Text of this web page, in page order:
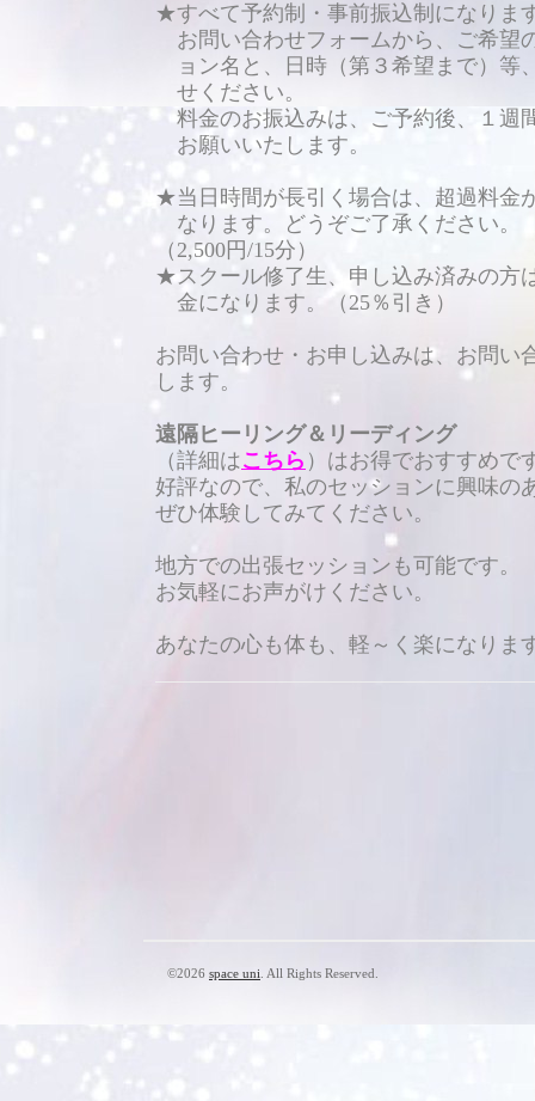
★すべて予約制・事前振込制になりま
お問い合わせフォームから、ご希望
ョン名と、日時（第３希望まで）等
せください。
料金のお振込みは、ご予約後、１週
お願いいたします。
★当日時間が長引く場合は、超過料金
なります。どうぞご了承ください。
（2,500円/15分）
★スクール修了生、申し込み済みの方
金になります。（25％引き）
お問い合わせ・お申し込みは、お問い
します。
遠隔ヒーリング＆リーディング
（詳細は こちら ）はお得でおすすめ
好評なので、私のセッションに興味の
ぜひ体験してみてください。
地方での出張セッションも可能です。
お気軽にお声がけください。
あなたの心も体も、軽～く楽になりま
©2026 space uni . All Rights Reserved.